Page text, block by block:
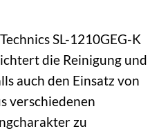
SL-1210GEG-K
die Reinigung und
auch den Einsatz von
verschiedenen
zu